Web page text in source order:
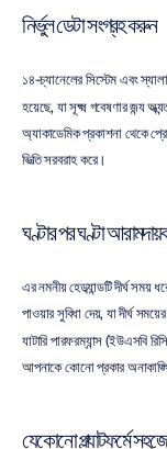
নির্ভুল ডেটা সংগ্রহ করুন
১৪-চ্যানেলের সিস্টেম এবং
হয়েছে, যা সূক্ষ্ম গবেষণার জন্য
অ্যাকাডেমিক প্রকাশনা থেকে
ভিত্তি সরবরাহ করে।
ঘণ্টার পর ঘণ্টা
এর নমনীয় হেডব্যান্ডটি দীর্ঘ
পাওয়ার সুবিধা দেয়, যা দীর্ঘ
ব্যাটারি পারফরম্যান্স (ইউএসবি
আপনাকে কোনো প্রকার
যেকোনো প্ল্যাটফর্মে